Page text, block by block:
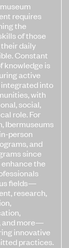
requires
the
of those
daily
Constant
knowledge is
active
integrated into
with
social,
role. For
Ibermuseums
person
and
since
the
fields—
research,
and more—
innovative
practices.